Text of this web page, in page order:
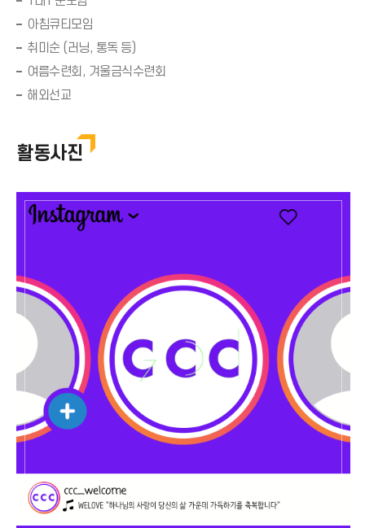
아침큐티모임
취미순 (러닝, 통독 등)
여름수련회, 겨울금식수련회
해외선교
활동사진